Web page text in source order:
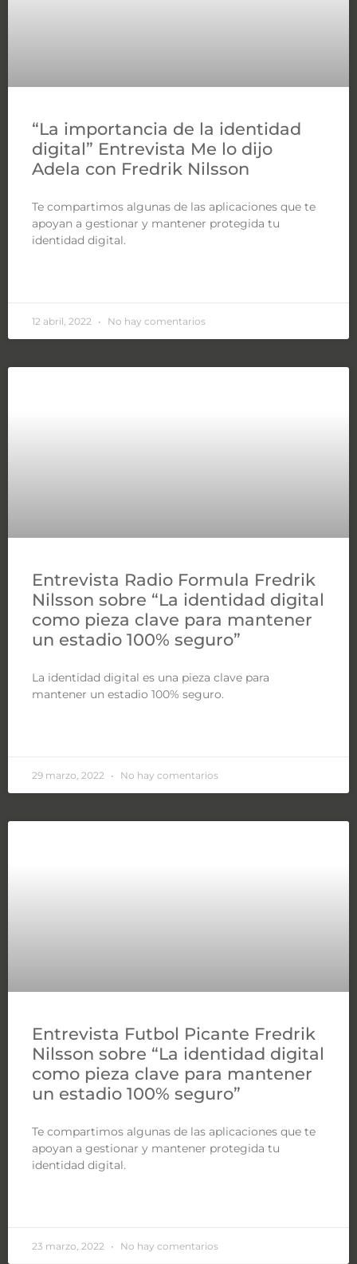
“La importancia de la identidad
digital” Entrevista Me lo dijo
Adela con Fredrik Nilsson
Te compartimos algunas de las aplicaciones que te
apoyan a gestionar y mantener protegida tu
identidad digital.
12 abril, 2022 No hay comentarios
Entrevista Radio Formula Fredrik
Nilsson sobre “La identidad digital
como pieza clave para mantener
un estadio 100% seguro”
La identidad digital es una pieza clave para
mantener un estadio 100% seguro.
29 marzo, 2022 No hay comentarios
Entrevista Futbol Picante Fredrik
Nilsson sobre “La identidad digital
como pieza clave para mantener
un estadio 100% seguro”
Te compartimos algunas de las aplicaciones que te
apoyan a gestionar y mantener protegida tu
identidad digital.
23 marzo, 2022 No hay comentarios